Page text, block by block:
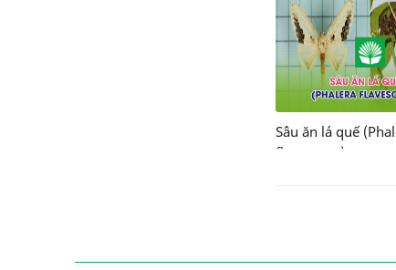
Sâu ăn lá quế
flavescens)